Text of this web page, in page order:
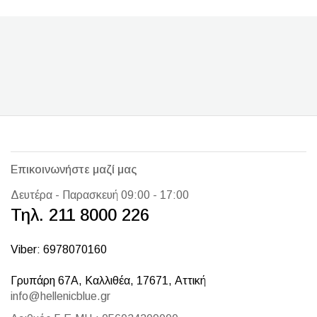
Επικοινωνήστε μαζί μας
Δευτέρα - Παρασκευή 09:00 - 17:00
Τηλ. 211 8000 226
Viber: 6978070160
Γρυπάρη 67Α, Καλλιθέα, 17671, Αττική
info@hellenicblue.gr